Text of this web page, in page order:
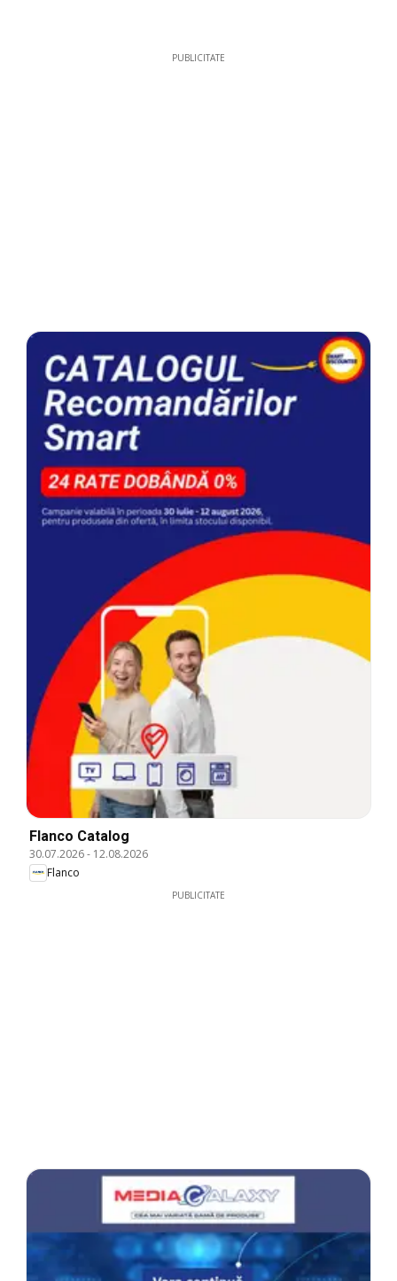
PUBLICITATE
Flanco Catalog
30.07.2026- 12.08.2026
Flanco
PUBLICITATE